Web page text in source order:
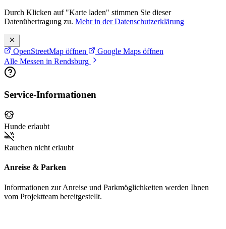
Durch Klicken auf "Karte laden" stimmen Sie dieser
Datenübertragung zu. Mehr in der Datenschutzerklärung
OpenStreetMap öffnen
Google Maps öffnen
Alle Messen in Rendsburg
Service-Informationen
Hunde erlaubt
Rauchen nicht erlaubt
Anreise & Parken
Informationen zur Anreise und Parkmöglichkeiten werden Ihnen
vom Projektteam bereitgestellt.